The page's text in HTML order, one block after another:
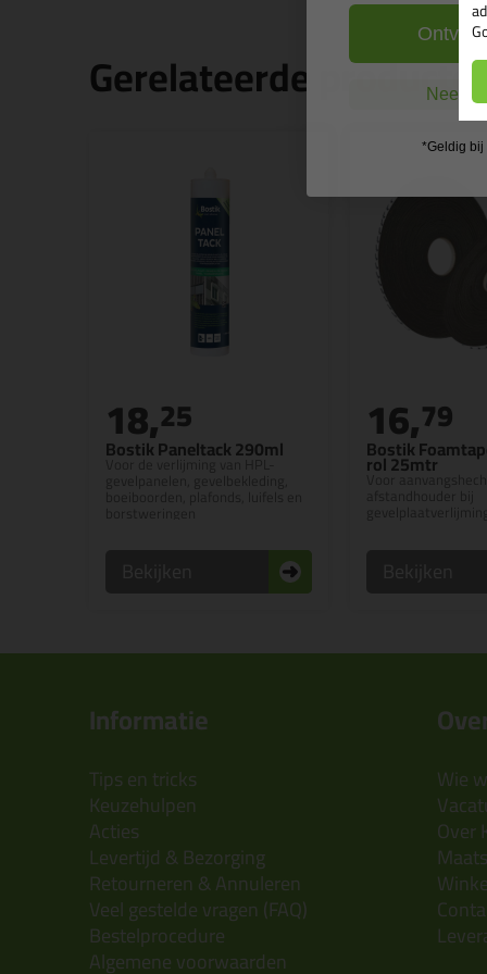
Gerelateerde
Bostik Paneltack 290ml
Voor de verlijming van HPL-
18,25
Bostik
rol 25mtr
Voor
16,79
Informatie
Tips en tricks
Keuzehulpen
Acties
Levertijd & Bezorging
Retourneren & Annuleren
Veel gestelde vragen (FAQ)
Bestelprocedure
Algemene voorwaarden
Wie
Over
Nee, ik
*Geldig bij